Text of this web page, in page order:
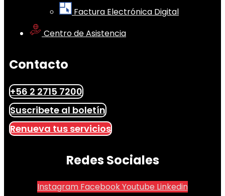
Factura Electrónica Digital
Centro de Asistencia
Contacto
+56 2 2715 7200
Suscribete al boletín
Renueva tus servicios
Redes Sociales
Instagram FacebookYoutube Linkedin